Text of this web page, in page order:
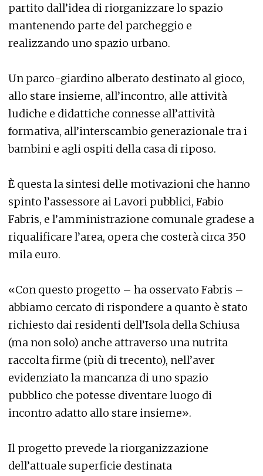
partito dall’idea di riorganizzare lo spazio
mantenendo parte del parcheggio e
realizzando uno spazio urbano.
Un parco-giardino alberato destinato al gioco,
allo stare insieme, all’incontro, alle attività
ludiche e didattiche connesse all’attività
formativa, all’interscambio generazionale tra i
bambini e agli ospiti della casa di riposo.
È questa la sintesi delle motivazioni che hanno
spinto l’assessore ai Lavori pubblici, Fabio
Fabris, e l’amministrazione comunale gradese a
riqualificare l’area, opera che costerà circa 350
mila euro.
«Con questo progetto – ha osservato Fabris –
abbiamo cercato di rispondere a quanto è stato
richiesto dai residenti dell’Isola della Schiusa
(ma non solo) anche attraverso una nutrita
raccolta firme (più di trecento), nell’aver
evidenziato la mancanza di uno spazio
pubblico che potesse diventare luogo di
incontro adatto allo stare insieme».
Il progetto prevede la riorganizzazione
dell’attuale superficie destinata